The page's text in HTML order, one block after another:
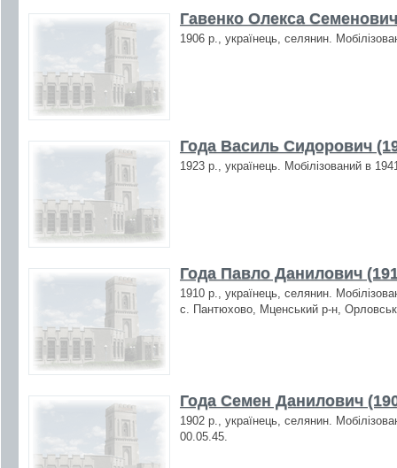
Гавенко Олекса
1906 р., українець, селянин.
Года Василь Сидорович
1923 р., українець. Мобілізований в
Года Павло Данилович
1910 р., українець, селянин.
с. Пантюхово, Мценський р-н,
Года Семен Данилович
1902 р., українець, селянин.
00.05.45.